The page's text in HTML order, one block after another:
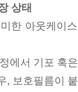
상태
한 아웃케이
에서 기포 혹
, 보호필름이